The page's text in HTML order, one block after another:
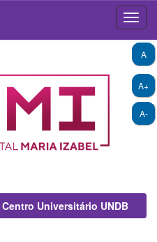
A+
A-
A
Universitário UNDB